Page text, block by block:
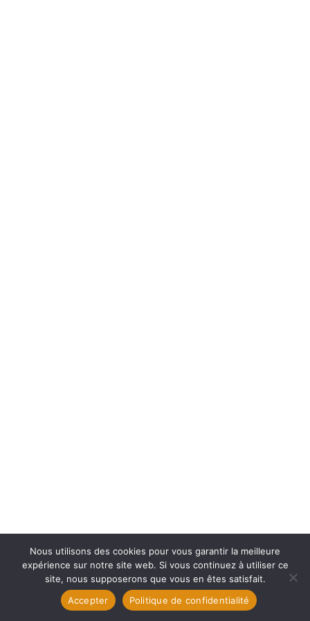
Nous utilisons des cookies pour vous garantir la meilleure
expérience sur notre site web. Si vous continuez à utiliser ce
site, nous supposerons que vous en êtes satisfait.
Accepter
Politique de confidentialité